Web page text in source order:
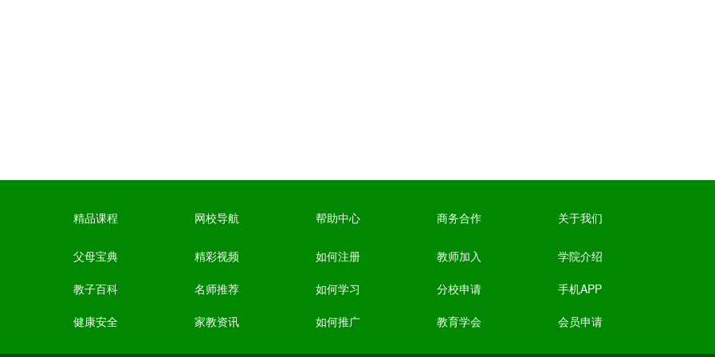
精品课程
父母宝典
教子百科
健康安全
网校导航
精彩视频
名师推荐
家教资讯
帮助中心
如何注册
如何学习
如何推广
商务合作
教师加入
分校申请
教育学会
关于我们
学院介绍
手机APP
会员申请